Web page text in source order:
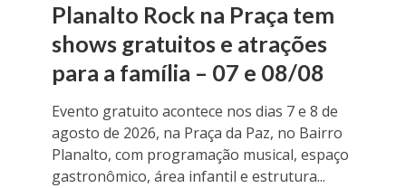
Planalto Rock na Praça tem
shows gratuitos e atrações
para a família – 07 e 08/08
Evento gratuito acontece nos dias 7 e 8 de
agosto de 2026, na Praça da Paz, no Bairro
Planalto, com programação musical, espaço
gastronômico, área infantil e estrutura...